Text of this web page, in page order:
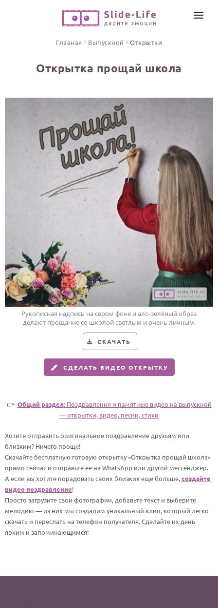
Видео поздравления
Песни поздравления
Открытки
Стихи и тексты
ПРАЗДНИКИ
С Днем рождения
Юбилей
Свадьба
Годовщина свадьбы
Календарь праздников
КОМУ
Женщине
Мужчине
Маме
Все родственники
Пожелания
По годам
ИНСТРУМЕНТЫ
ТЕКСТЫ И ИДЕИ
ЦЕНЫ
ОТЗЫВЫ
Главная Выпускной Открытки
Открытка прощай школа
Рукописная надпись на сером фоне и ало-зелёный образ
делают прощание со школой светлым и очень личным.
СКАЧАТЬ
СДЕЛАТЬ ВИДЕО ОТКРЫТКУ
👉 Общий раздел: Поздравления и памятные видео на выпускной
— открытки, видео, песни, стихи
Хотите отправить оригинальное поздравление друзьям или
близким? Ничего проще!
Скачайте бесплатную готовую открытку «Открытка прощай школа»
прямо сейчас и отправьте ее на WhatsApp или другой мессенджер.
А если вы хотите порадовать своих близких еще больше,создайте
видео поздравление!
Просто загрузите свои фотографии, добавьте текст и выберите
мелодию — из них мы создадим уникальный клип, который легко
скачать и переслать на телефон получателя. Сделайте их день
ярким и запоминающимся!